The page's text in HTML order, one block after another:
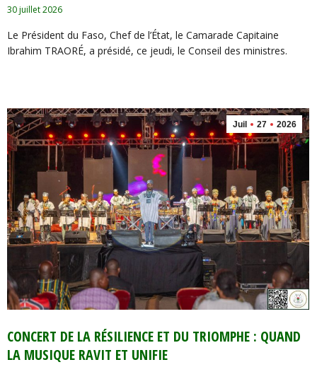
30 juillet 2026
Le Président du Faso, Chef de l’État, le Camarade Capitaine
Ibrahim TRAORÉ, a présidé, ce jeudi, le Conseil des ministres.
Juil 27 2026
‎​CONCERT DE LA RÉSILIENCE ET DU TRIOMPHE : QUAND
LA MUSIQUE RAVIT ET UNIFIE